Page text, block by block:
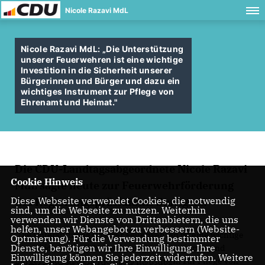
Nicole Razavi MdL
Nicole Razavi MdL: „Die Unterstützung
unserer Feuerwehren ist eine wichtige
Investition in die Sicherheit unserer
Bürgerinnen und Bürger und dazu ein
wichtiges Instrument zur Pflege von
Ehrenamt und Heimat."
Die CDU-Landtagsabgeordnete Nicole Razavi
MdL sagte heute zur Feuerwehrförderung
des Regierungspräsidiums Stuttgart:
"Die Unterstützung unserer Feuerwehren ist eine wichtige
Investition in die Sicherheit unserer Bürgerinnen und
Bürger und dazu ein wichtiges Instrument zur Pflege von
Cookie Hinweis
Diese Webseite verwendet Cookies, die notwendig
sind, um die Webseite zu nutzen. Weiterhin
verwenden wir Dienste von Drittanbietern, die uns
helfen, unser Webangebot zu verbessern (Website-
Optmierung). Für die Verwendung bestimmter
Dienste, benötigen wir Ihre Einwilligung. Ihre
Einwilligung können Sie jederzeit widerrufen. Weitere